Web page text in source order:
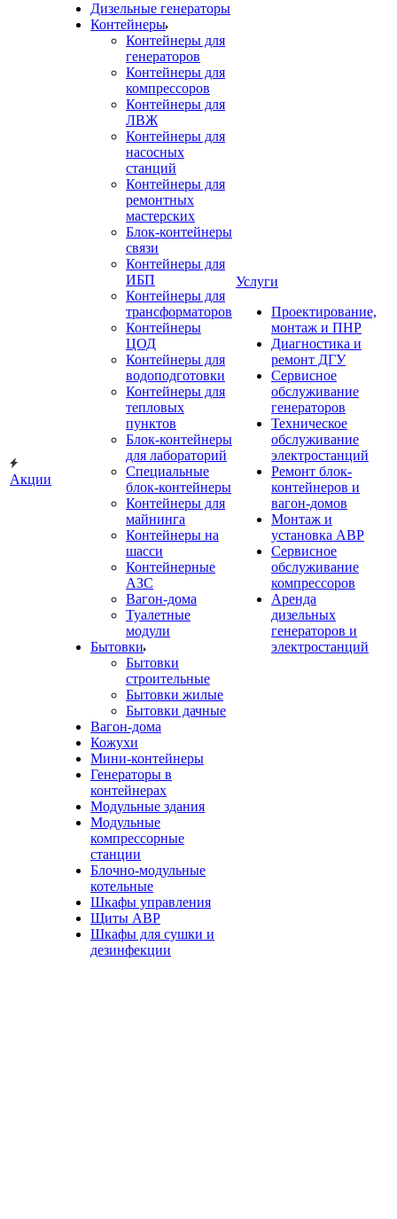
Акции
Дизельные генераторы
Контейнеры
Контейнеры для
генераторов
Контейнеры для
компрессоров
Контейнеры для
ЛВЖ
Контейнеры для
насосных
станций
Контейнеры для
ремонтных
мастерских
Блок-контейнеры
связи
Контейнеры для
ИБП
Контейнеры для
трансформаторов
Контейнеры
ЦОД
Контейнеры для
водоподготовки
Контейнеры для
тепловых
пунктов
Блок-контейнеры
для лабораторий
Специальные
блок-контейнеры
Контейнеры для
майнинга
Контейнеры на
шасси
Контейнерные
АЗС
Вагон-дома
Туалетные
модули
Бытовки
Бытовки
строительные
Бытовки жилые
Бытовки дачные
Вагон-дома
Кожухи
Мини-контейнеры
Генераторы в
контейнерах
Модульные здания
Модульные
компрессорные
станции
Блочно-модульные
котельные
Шкафы управления
Щиты АВР
Шкафы для сушки и
дезинфекции
Услуги
Проектирование,
монтаж и ПНР
Диагностика и
ремонт ДГУ
Сервисное
обслуживание
генераторов
Техническое
обслуживание
электростанций
Ремонт блок-
контейнеров и
вагон-домов
Монтаж и
установка АВР
Сервисное
обслуживание
компрессоров
Аренда
дизельных
генераторов и
электростанций